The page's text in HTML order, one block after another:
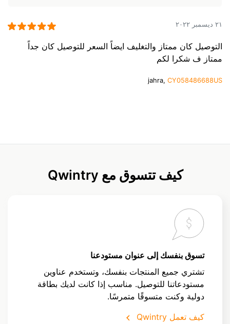
٢١ ديسمبر ٢٠٢٢
التوصيل كان ممتاز والتغليف ايضاً السعر للتوصيل كان جداً
ممتاز ف شكرا لكم
jahra, CY058486688US
كيف تتسوق مع Qwintry
تسوق بنفسك إلى عنوان مستودعنا
تشتري جميع المنتجات بنفسك، وتستخدم عناوين
مستودعاتنا للتوصيل. مناسب إذا كانت لديك بطاقة
دولية وكنت متسوقًا متمرسًا.
كيف تعمل Qwintry